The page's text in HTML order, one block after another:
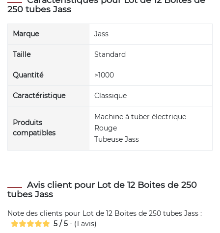
250 tubes Jass
Marque Jass
Taille Standard
Quantité >1000
Caractéristique Classique
Produits
compatibles
Machine à tuber électrique
Rouge
Tubeuse Jass
Avis client pour Lot de 12 Boites de 250
tubes Jass
Note des clients pour Lot de 12 Boites de 250 tubes Jass :
5 /5 - (1 avis)